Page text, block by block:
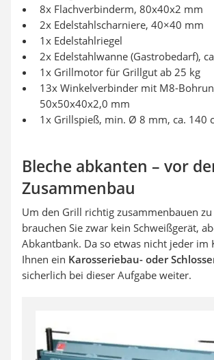
8x Flachverbinderm, 80x40x2 mm
2x Edelstahlscharniere, 40×40 mm
1x Edelstahlriegel
2x Edelstahlwanne (Gastrobedarf),
1x Grillmotor für Grillgut ab 25 kg
13x Winkelverbinder mit M8-
50x50x40x2,0 mm
1x Grillspieß, min. Ø 8 mm, ca. 140
Bleche abkanten – vor
Zusammenbau
Um den Grill richtig zusammenbauen
brauchen Sie zwar kein Schweißgerät,
Abkantbank. Da so etwas nicht jeder im
Ihnen ein Karosseriebau- oder
sicherlich bei dieser Aufgabe weiter.